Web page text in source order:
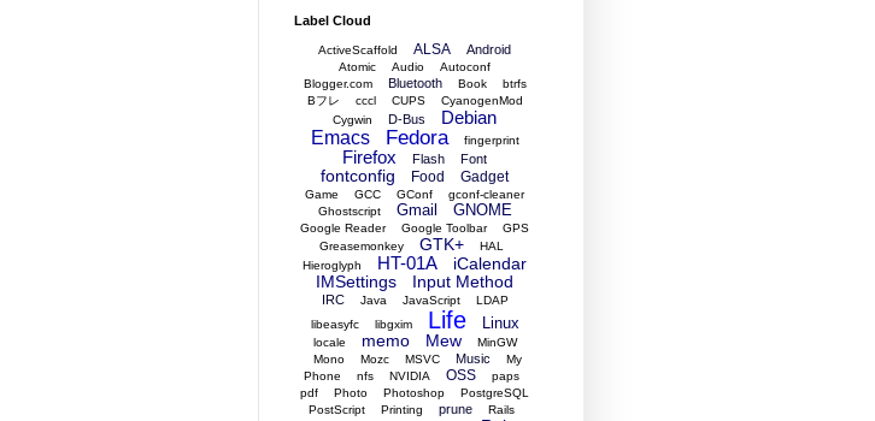
Label Cloud
ActiveScaffold ALSA Android
Atomic Audio
Autoconf
Blogger.com
Bluetooth Book
btrfs
Bフレ
cccl CUPS
CyanogenMod
Cygwin
D-Bus
Debian
Emacs
Fedora fingerprint
Firefox Flash Font
fontconfig Food Gadget
Game GCC GConf
gconf-cleaner
Ghostscript
Gmail GNOME
Google Reader Google Toolbar
GPS
Greasemonkey
GTK+
HAL
Hieroglyph
HT-01A
iCalendar
IMSettings
Input Method
IRC Java JavaScript
LDAP
libeasyfc
libgxim Life Linux
locale memo Mew
MinGW
Mono
Mozc MSVC Music
My
Phone
nfs NVIDIA OSS
paps
pdf
Photo Photoshop
PostgreSQL
PostScript
Printing prune
Rails